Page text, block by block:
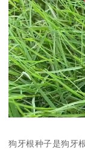
狗牙根种子是狗牙